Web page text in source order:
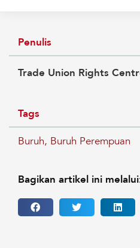
Penulis
Trade Union Rights
Tags
Buruh, Buruh Perempuan
Bagikan artikel ini